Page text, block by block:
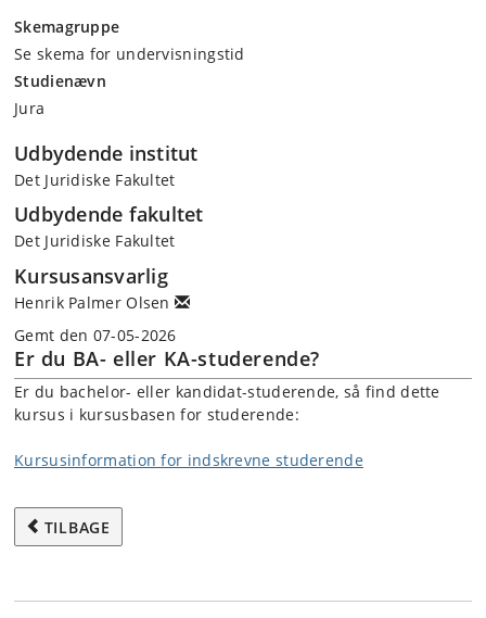
Skemagruppe
Se skema for undervisningstid
Studienævn
Jura
Udbydende institut
Det Juridiske Fakultet
Udbydende fakultet
Det Juridiske Fakultet
Kursusansvarlig
Henrik Palmer Olsen
Gemt den 07-05-2026
Er du BA- eller KA-studerende?
Er du bachelor- eller kandidat-studerende, så find dette
kursus i kursusbasen for studerende:
Kursusinformation for indskrevne studerende
TILBAGE